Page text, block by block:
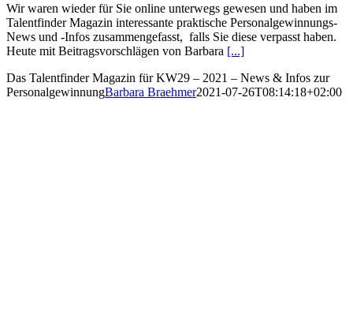
Wir waren wieder für Sie online unterwegs gewesen und haben im
Talentfinder Magazin interessante praktische Personalgewinnungs-
News und -Infos zusammengefasst, falls Sie diese verpasst haben.
Heute mit Beitragsvorschlägen von Barbara [...]
Das Talentfinder Magazin für KW29 – 2021 – News & Infos zur
PersonalgewinnungBarbara Braehmer2021-07-26T08:14:18+02:00